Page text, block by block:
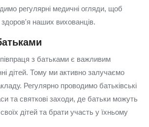
регулярні медичні огляди, щоб
наших вихованців.
з батьками є важливим
дітей. Тому ми активно залучаємо
Регулярно проводимо батьківські
та святкові заходи, де батьки можуть
дітей та брати участь у їхньому